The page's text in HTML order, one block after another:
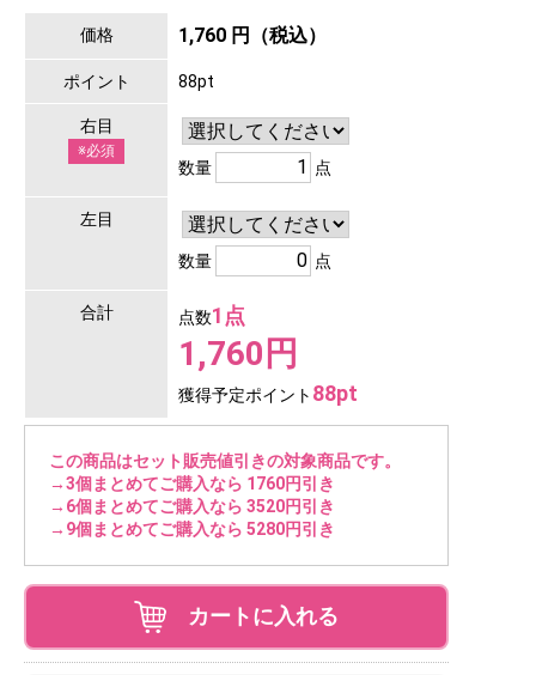
価格 1,760 円（税込）
ポイント 88pt
右目
※必須
数量 点
左目
数量 点
合計 点数1点
1,760円
獲得予定ポイント 88pt
この商品はセット販売値引きの対象商品です。
→3個まとめてご購入なら 1760円引き
→6個まとめてご購入なら 3520円引き
→9個まとめてご購入なら 5280円引き
カートに入れる